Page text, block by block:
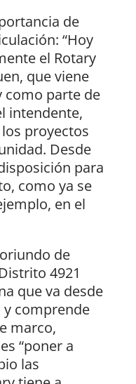
de
“Hoy
el Rotary
que viene
como parte de
intendente,
proyectos
Desde
para
como ya se
en el
de
4921
que va desde
y comprende
marco,
“poner a
las